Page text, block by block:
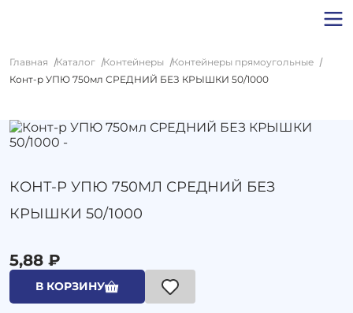
Главная Каталог Контейнеры
Контейнеры прямоугольные
Конт-р УПЮ 750мл СРЕДНИЙ БЕЗ КРЫШКИ 50/1000
КОНТ-Р УПЮ 750МЛ СРЕДНИЙ БЕЗ
КРЫШКИ 50/1000
5,88 ₽
В КОРЗИНУ